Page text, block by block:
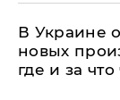
В Украине
новых
где и за